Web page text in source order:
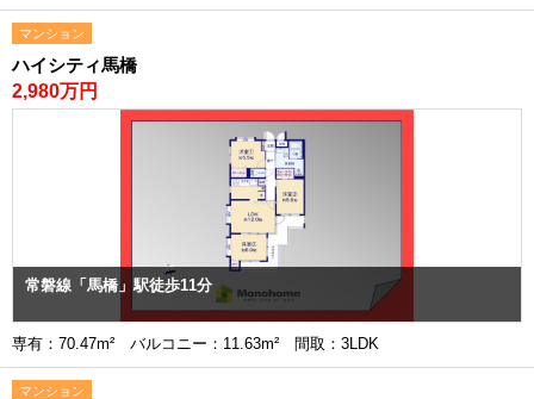
マンション
ハイシティ馬橋
2,980万円
常磐線「馬橋」駅徒歩11分
専有：70.47m² バルコニー：11.63m² 間取：3LDK
マンション